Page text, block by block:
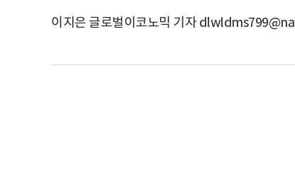
이지은 글로벌이코노믹 기자